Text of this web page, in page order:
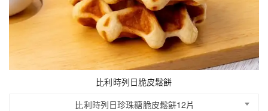
比利時列日脆皮鬆餅
比利時列日珍珠糖脆皮鬆餅12片